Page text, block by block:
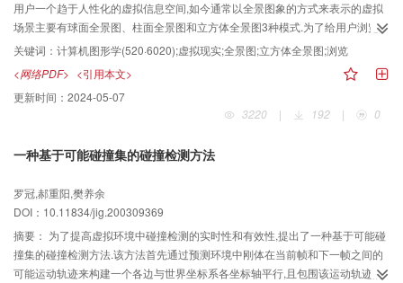
用户一个趋于人性化的虚拟信息空间,如今通常以全景图象的方式来表示的虚拟
场景主要有球面全景图、柱面全景图和立方体全景图3种模式.为了给用户浏览虚
拟场景提供一种方便、自然的交互方式,提出了一种对立方体全景图进行实时交
互浏览的基本重投影算法及其加速算法,并实现了一个立方体全景图浏览器,实验
结果表明,该方法具有最大的观察自由度.
关键词： 计算机图形学(520·6020);虚拟现实;全景图;立方体全景图;浏览
<网络PDF> <引用本文>
更新时间： 2024-05-07
3220
| 192 | 0
一种基于可能碰撞集的碰撞检测方法
罗冠,郝重阳,樊养余
DOI：10.11834/jig.200309369
摘要： 为了提高虚拟环境中碰撞检测的实时性和有效性,提出了一种基于可能碰
撞集的碰撞检测方法.该方法首先通过预测环境中刚体在当前帧和下一帧之间的
可能运动轨迹来构建一个各边与世界坐标系各坐标轴平行,且包围该运动轨迹的